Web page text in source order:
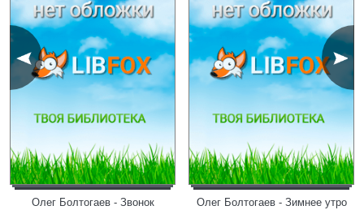
Олег Болтогаев - Звонок Олег Болтогаев - Зимнее утро